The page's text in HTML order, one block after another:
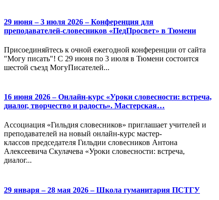
29 июня – 3 июля 2026 – Конференция для
преподавателей-словесников «ПедПросвет» в Тюмени
Присоединяйтесь к очной ежегодной конференции от сайта
"Могу писать"! С 29 июня по 3 июля в Тюмени состоится
шестой съезд МогуПисателей...
16 июня 2026 – Онлайн-курс «Уроки словесности: встреча,
диалог, творчество и радость». Мастерская…
Ассоциация «Гильдия словесников» приглашает учителей и
преподавателей на новый онлайн-курс мастер-
классов председателя Гильдии словесников Антона
Алексеевича Скулачева «Уроки словесности: встреча,
диалог...
29 января – 28 мая 2026 – Школа гуманитария ПСТГУ